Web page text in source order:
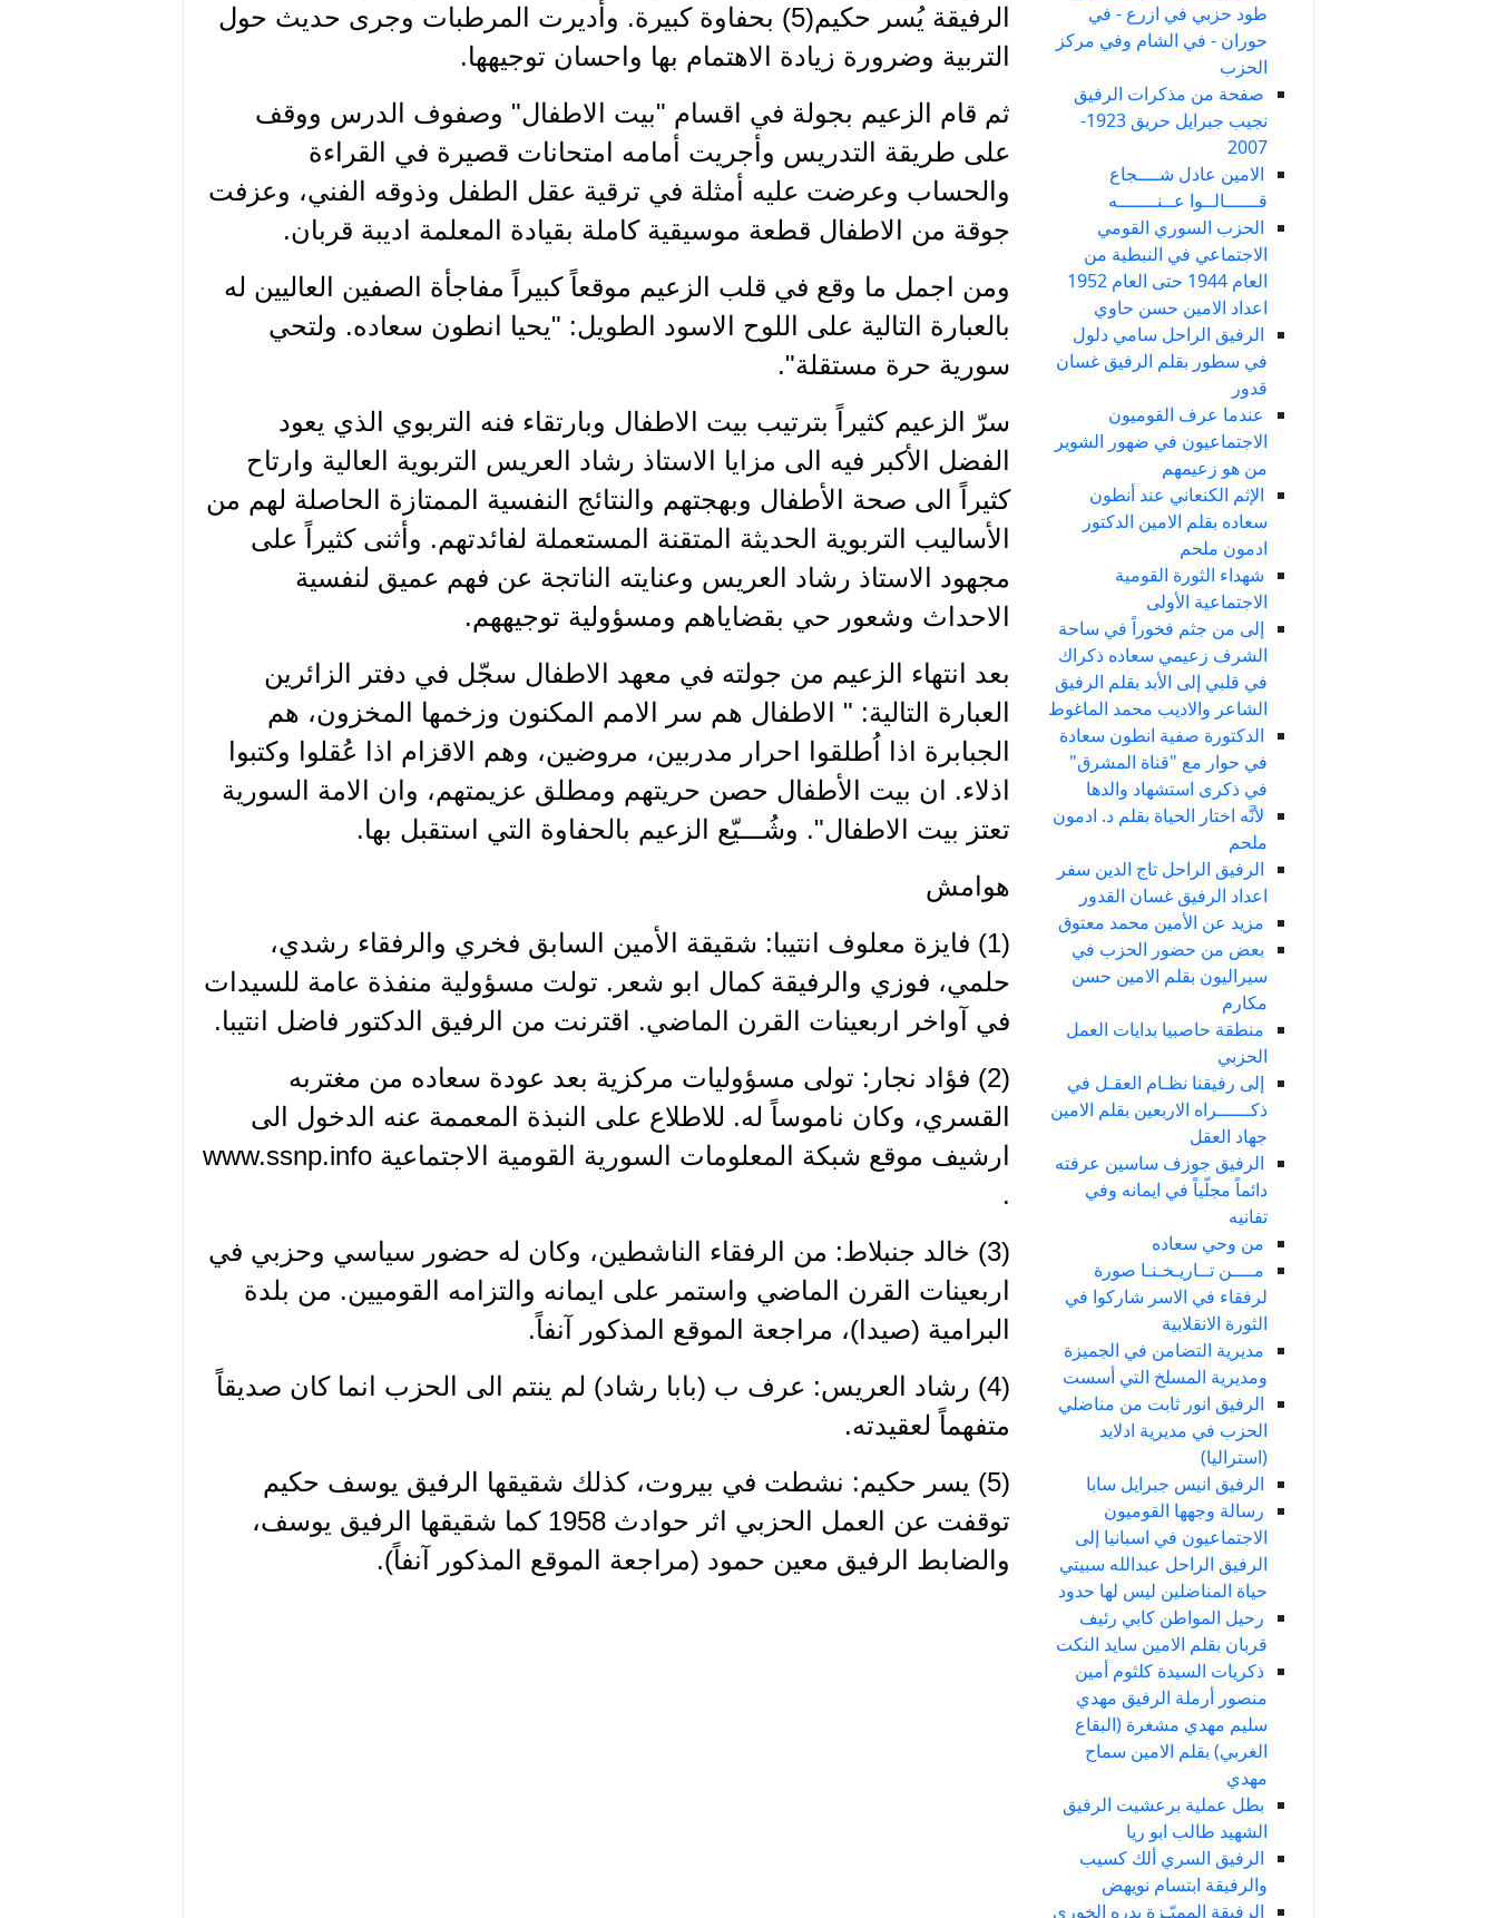
طود حزبي في ازرع - في
حوران - في الشام وفي مركز
الحزب
صفحة من مذكرات الرفيق
نجيب جبرايل حريق 1923-
2007
الامين عادل شــــجاع
قــــــالــوا عــنـــــــه
الحزب السوري القومي
الاجتماعي في النبطية من
العام 1944 حتى العام 1952
اعداد الامين حسن حاوي
الرفيق الراحل سامي دلول
في سطور بقلم الرفيق غسان
قدور
عندما عرف القوميون
الاجتماعيون في ضهور الشوير
من هو زعيمهم
الإثم الكنعاني عند أنطون
سعاده بقلم الامين الدكتور
ادمون ملحم
شهداء الثورة القومية
الاجتماعية الأولى
إلى من جثم فخوراً في ساحة
الشرف زعيمي سعاده ذكراك
في قلبي إلى الأبد بقلم الرفيق
الشاعر والاديب محمد الماغوط
الدكتورة صفية انطون سعادة
في حوار مع "قناة المشرق"
في ذكرى استشهاد والدها
لأنَّه اختار الحياة بقلم د. ادمون
ملحم
الرفيق الراحل تاج الدين سفر
اعداد الرفيق غسان القدور
مزيد عن الأمين محمد معتوق
بعض من حضور الحزب في
سيراليون بقلم الامين حسن
مكارم
منطقة حاصبيا بدايات العمل
الحزبي
إلى رفيقنا نظـام العقـل في
ذكــــــراه الاربعين بقلم الامين
جهاد العقل
الرفيق جوزف ساسين عرفته
دائماً مجلّياً في ايمانه وفي
تفانيه
من وحي سعاده
مــــن تــاريـخـنـا صورة
لرفقاء في الاسر شاركوا في
الثورة الانقلابية
مديرية التضامن في الجميزة
ومديرية المسلخ التي أسست
الرفيق انور ثابت من مناضلي
الحزب في مديرية ادلايد
(استراليا)
الرفيق انيس جبرايل سابا
رسالة وجهها القوميون
الاجتماعيون في اسبانيا إلى
الرفيق الراحل عبدالله سبيتي
حياة المناضلين ليس لها حدود
رحيل المواطن كابي رئيف
قربان بقلم الامين سايد النكت
ذكريات السيدة كلثوم أمين
منصور أرملة الرفيق مهدي
سليم مهدي مشغرة (البقاع
الغربي) بقلم الامين سماح
مهدي
بطل عملية برعشيت الرفيق
الشهيد طالب ابو ريا
الرفيق السري ألك كسيب
والرفيقة ابتسام نويهض
الرفيقة المميّـزة بدره الخوري
الرفيقة يُسر حكيم(5) بحفاوة كبيرة. وأديرت المرطبات وجرى حديث حول
التربية وضرورة زيادة الاهتمام بها واحسان توجيهها.
ثم قام الزعيم بجولة في اقسام "بيت الاطفال" وصفوف الدرس ووقف
على طريقة التدريس وأجريت أمامه امتحانات قصيرة في القراءة
والحساب وعرضت عليه أمثلة في ترقية عقل الطفل وذوقه الفني، وعزفت
جوقة من الاطفال قطعة موسيقية كاملة بقيادة المعلمة اديبة قربان.
ومن اجمل ما وقع في قلب الزعيم موقعاً كبيراً مفاجأة الصفين العاليين له
بالعبارة التالية على اللوح الاسود الطويل: "يحيا انطون سعاده. ولتحي
سورية حرة مستقلة".
سرّ الزعيم كثيراً بترتيب بيت الاطفال وبارتقاء فنه التربوي الذي يعود
الفضل الأكبر فيه الى مزايا الاستاذ رشاد العريس التربوية العالية وارتاح
كثيراً الى صحة الأطفال وبهجتهم والنتائج النفسية الممتازة الحاصلة لهم من
الأساليب التربوية الحديثة المتقنة المستعملة لفائدتهم. وأثنى كثيراً على
مجهود الاستاذ رشاد العريس وعنايته الناتجة عن فهم عميق لنفسية
الاحداث وشعور حي بقضاياهم ومسؤولية توجيههم.
بعد انتهاء الزعيم من جولته في معهد الاطفال سجّل في دفتر الزائرين
العبارة التالية: " الاطفال هم سر الامم المكنون وزخمها المخزون، هم
الجبابرة اذا اُطلقوا احرار مدربين، مروضين، وهم الاقزام اذا عُقلوا وكتبوا
اذلاء. ان بيت الأطفال حصن حريتهم ومطلق عزيمتهم، وان الامة السورية
تعتز بيت الاطفال". وشُـــيّع الزعيم بالحفاوة التي استقبل بها.
هوامش
(1) فايزة معلوف انتيبا: شقيقة الأمين السابق فخري والرفقاء رشدي،
حلمي، فوزي والرفيقة كمال ابو شعر. تولت مسؤولية منفذة عامة للسيدات
في آواخر اربعينات القرن الماضي. اقترنت من الرفيق الدكتور فاضل انتيبا.
(2) فؤاد نجار: تولى مسؤوليات مركزية بعد عودة سعاده من مغتربه
القسري، وكان ناموساً له. للاطلاع على النبذة المعممة عنه الدخول الى
ارشيف موقع شبكة المعلومات السورية القومية الاجتماعية www.ssnp.info
.
(3) خالد جنبلاط: من الرفقاء الناشطين، وكان له حضور سياسي وحزبي في
اربعينات القرن الماضي واستمر على ايمانه والتزامه القوميين. من بلدة
البرامية (صيدا)، مراجعة الموقع المذكور آنفاً.
(4) رشاد العريس: عرف ب (بابا رشاد) لم ينتم الى الحزب انما كان صديقاً
متفهماً لعقيدته.
(5) يسر حكيم: نشطت في بيروت، كذلك شقيقها الرفيق يوسف حكيم
توقفت عن العمل الحزبي اثر حوادث 1958 كما شقيقها الرفيق يوسف،
والضابط الرفيق معين حمود (مراجعة الموقع المذكور آنفاً).